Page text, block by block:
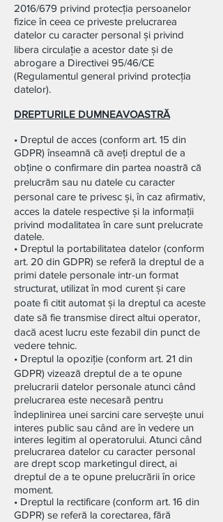
2016/679 privind protecția persoanelor
fizice în ceea ce priveste prelucrarea
datelor cu caracter personal și privind
libera circulație a acestor date și de
abrogare a Directivei 95/46/CE
(Regulamentul general privind protecția
datelor).
DREPTURILE DUMNEAVOASTRĂ
• Dreptul de acces (conform art. 15 din
GDPR) înseamnă că aveți dreptul de a
obține o confirmare din partea noastră că
prelucrăm sau nu datele cu caracter
personal care te privesc și, în caz afirmativ,
acces la datele respective și la informații
privind modalitatea în care sunt prelucrate
datele.
• Dreptul la portabilitatea datelor (conform
art. 20 din GDPR) se referă la dreptul de a
primi datele personale intr-un format
structurat, utilizat în mod curent și care
poate fi citit automat și la dreptul ca aceste
date să fie transmise direct altui operator,
dacă acest lucru este fezabil din punct de
vedere tehnic.
• Dreptul la opoziție (conform art. 21 din
GDPR) vizează dreptul de a te opune
prelucrarii datelor personale atunci când
prelucrarea este necesară pentru
îndeplinirea unei sarcini care servește unui
interes public sau când are în vedere un
interes legitim al operatorului. Atunci când
prelucrarea datelor cu caracter personal
are drept scop marketingul direct, ai
dreptul de a te opune prelucrării în orice
moment.
• Dreptul la rectificare (conform art. 16 din
GDPR) se referă la corectarea, fără